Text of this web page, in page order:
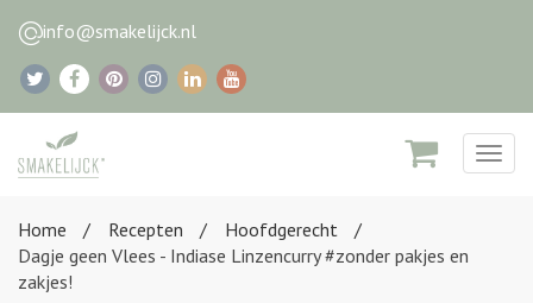
info@smakelijck.nl
Home
Recepten
Hoofdgerecht
Dagje geen Vlees - Indiase Linzencurry #zonder pakjes en
zakjes!